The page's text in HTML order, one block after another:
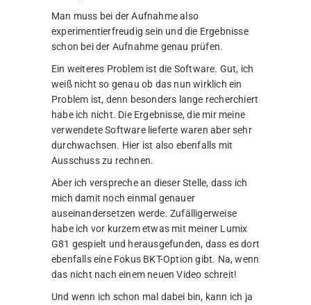
Man muss bei der Aufnahme also
experimentierfreudig sein und die Ergebnisse
schon bei der Aufnahme genau prüfen.
Ein weiteres Problem ist die Software. Gut, ich
weiß nicht so genau ob das nun wirklich ein
Problem ist, denn besonders lange recherchiert
habe ich nicht. Die Ergebnisse, die mir meine
verwendete Software lieferte waren aber sehr
durchwachsen. Hier ist also ebenfalls mit
Ausschuss zu rechnen.
Aber ich verspreche an dieser Stelle, dass ich
mich damit noch einmal genauer
auseinandersetzen werde. Zufälligerweise
habe ich vor kurzem etwas mit meiner Lumix
G81 gespielt und herausgefunden, dass es dort
ebenfalls eine Fokus BKT-Option gibt. Na, wenn
das nicht nach einem neuen Video schreit!
Und wenn ich schon mal dabei bin, kann ich ja